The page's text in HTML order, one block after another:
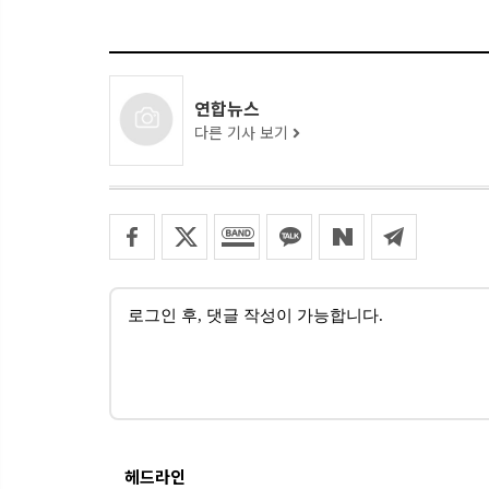
연합뉴스
다른 기사 보기
헤드라인